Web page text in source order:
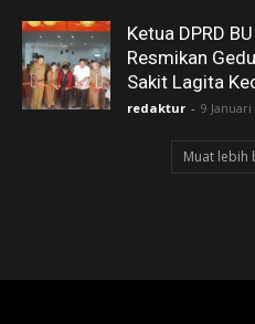
Ketua DPRD
Resmikan
Sakit Lagita
redaktur - 9 Januari
Muat lebih